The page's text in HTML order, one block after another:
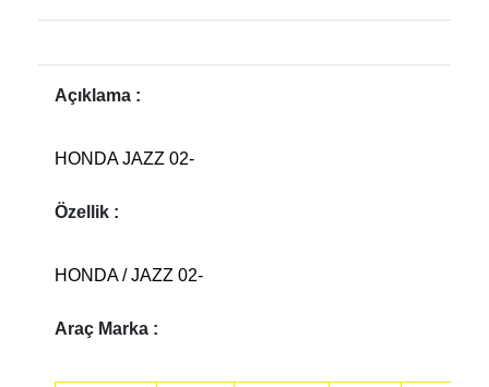
Açıklama :
HONDA JAZZ 02-
Özellik :
HONDA / JAZZ 02-
Araç Marka :